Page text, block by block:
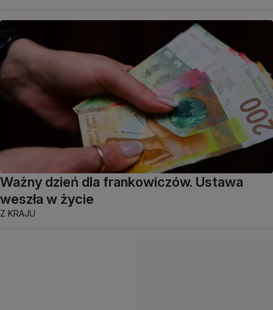
Ważny dzień dla frankowiczów. Ustawa
weszła w życie
Z KRAJU